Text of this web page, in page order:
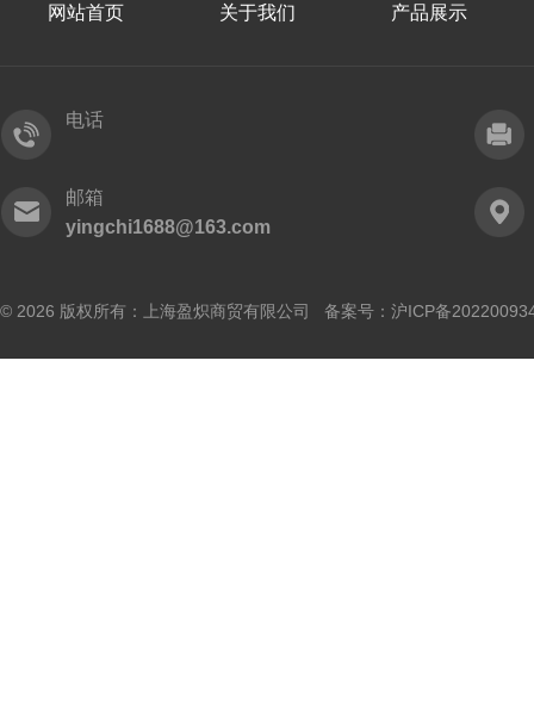
网站首页 关于我们 产品展示
电话
邮箱
yingchi1688@163.com
© 2026 版权所有：上海盈炽商贸有限公司 备案号： 沪ICP备